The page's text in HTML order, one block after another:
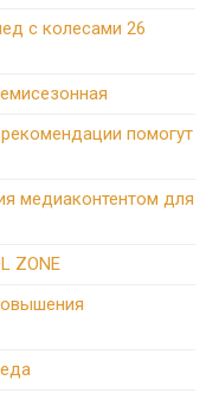
с колесами 26
помогут
медиаконтентом для
ZONE